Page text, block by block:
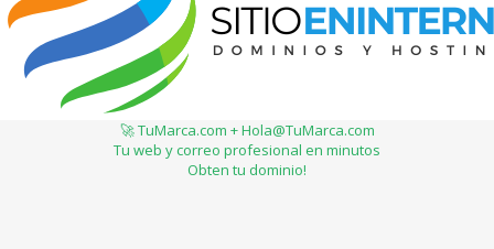
🚀 TuMarca.com + Hola@TuMarca.com
Tu web y correo profesional en minutos
Obten tu dominio!